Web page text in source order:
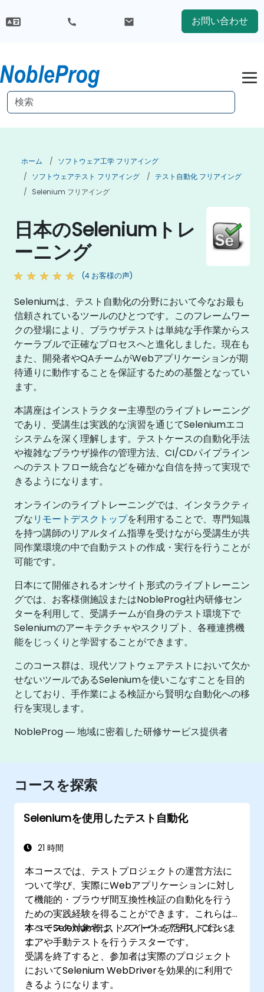
お問い合わせ
ホーム
ソフトウェア工学 フリアイング
ソフトウェアテスト フリアイング
テスト自動化 フリアイング
Selenium フリアイング
日本のSeleniumトレ
ーニング
(4 お客様の声)
Seleniumは、テスト自動化の分野において今なお最も
信頼されているツールのひとつです。このフレームワー
クの登場により、ブラウザテストは単純な手作業からス
ケーラブルで正確なプロセスへと進化しました。現在も
また、開発者やQAチームがWebアプリケーションが期
待通りに動作することを保証するための基盤となってい
ます。
本講座はインストラクター主導型のライブトレーニング
であり、受講生は実践的な演習を通じてSeleniumエコ
システムを深く理解します。テストケースの自動化手法
や複雑なブラウザ操作の管理方法、CI/CDパイプライン
へのテストフロー統合などを確かな自信を持って実現で
きるようになります。
オンラインのライブトレーニングでは、インタラクティ
ブなリモートデスクトップを利用することで、専門知識
を持つ講師のリアルタイム指導を受けながら受講生が共
同作業環境の中で自動テストの作成・実行を行うことが
可能です。
日本にて開催されるオンサイト形式のライブトレーニン
グでは、お客様側施設またはNobleProg社内研修セン
ターを利用して、受講チームが自身のテスト環境下で
Seleniumのアーキテクチャやスクリプト、各種連携機
能をじっくりと学習することができます。
このコース群は、現代ソフトウェアテストにおいて欠か
せないツールであるSeleniumを使いこなすことを目的
としており、手作業による検証から賢明な自動化への移
行を実現します。
NobleProg ― 地域に密着した研修サービス提供者
コースを探索
Seleniumを使用したテスト自動化
21 時間
本コースでは、テストプロジェクトの運営方法に
ついて学び、実際にWebアプリケーションに対し
て機能的・ブラウザ間互換性検証の自動化を行う
ための実践経験を得ることができます。これらは
すべてSeleniumテストスイートを活用して行いま
す。
本コースの対象者は、ソフトウェアテストエンジ
ニアや手動テストを行うテスターです。
受講を終了すると、参加者は実際のプロジェクト
においてSelenium WebDriverを効果的に利用で
きるようになります。